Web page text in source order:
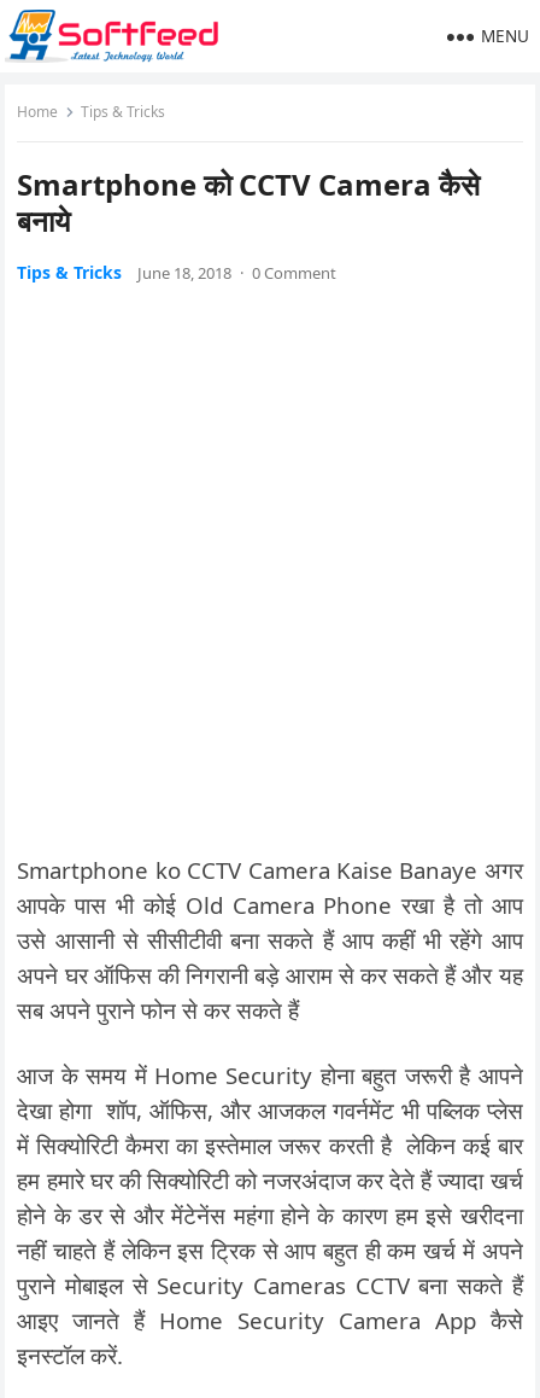
MENU
Home Tips & Tricks
Smartphone को CCTV Camera कैसे
बनाये
Tips & Tricks June 18, 2018 · 0 Comment
Smartphone ko CCTV Camera Kaise Banaye अगर
आपके पास भी कोई Old Camera Phone रखा है तो आप
उसे आसानी से सीसीटीवी बना सकते हैं आप कहीं भी रहेंगे आप
अपने घर ऑफिस की निगरानी बड़े आराम से कर सकते हैं और यह
सब अपने पुराने फोन से कर सकते हैं
आज के समय में Home Security होना बहुत जरूरी है आपने
देखा होगा शॉप, ऑफिस, और आजकल गवर्नमेंट भी पब्लिक प्लेस
में सिक्योरिटी कैमरा का इस्तेमाल जरूर करती है लेकिन कई बार
हम हमारे घर की सिक्योरिटी को नजरअंदाज कर देते हैं ज्यादा खर्च
होने के डर से और मेंटेनेंस महंगा होने के कारण हम इसे खरीदना
नहीं चाहते हैं लेकिन इस ट्रिक से आप बहुत ही कम खर्च में अपने
पुराने मोबाइल से Security Cameras CCTV बना सकते हैं
आइए जानते हैं Home Security Camera App कैसे
इनस्टॉल करें.